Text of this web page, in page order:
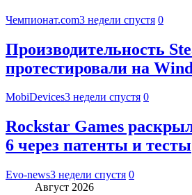
Чемпионат.com3 недели спустя 0
Производительность
протестировали на
MobiDevices3 недели спустя 0
Rockstar Games
6 через патенты и тесты
Evo-news3 недели спустя 0
Август 2026